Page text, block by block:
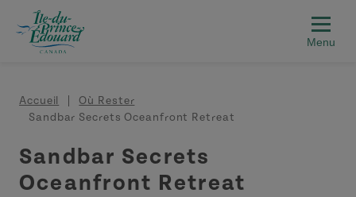
Aller au contenu principal
Fil d'Ariane
Accueil
Où Rester
Sandbar Secrets Oceanfront Retreat
Sandbar Secrets
Oceanfront Retreat